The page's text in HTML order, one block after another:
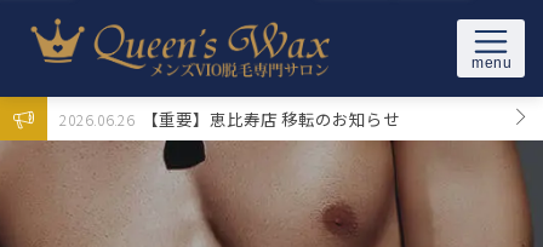
Skip to content
東京メンズブラジリアンワック
ス脱毛専門サロン Queen's
Wax
メンズブラジリアンワックス＆光VIO脱毛サロンQueen’s Wax(ク
イーンズワックス)東京の新宿/池袋/恵比寿駅から徒歩5分以内
【重要】恵比寿店 移転のお知らせ
2021.06.01 1週間無料お直し保証について